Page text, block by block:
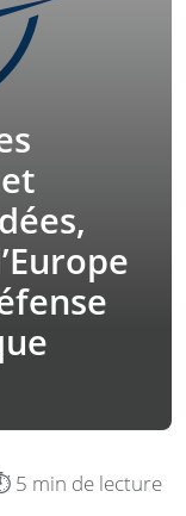
5 min de lecture